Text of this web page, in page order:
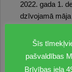
2022. gada 1.
dzīvojamā
nekustamā
jaunbūve, kas
Šīs
pašvaldības
Brīvības iela